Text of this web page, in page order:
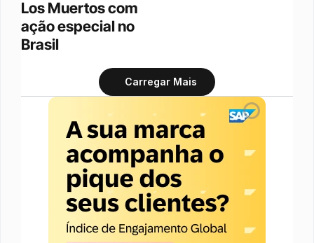
Los Muertos com
ação especial no
Brasil
Carregar Mais